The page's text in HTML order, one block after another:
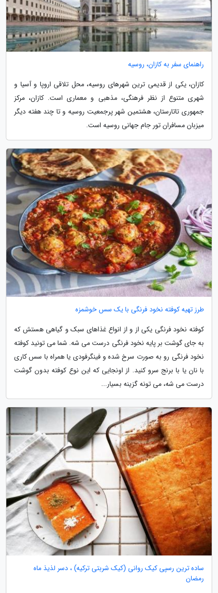
راهنمای سفر به کازان، روسیه
کازان، یکی از قدیمی ترین شهرهای روسیه، محل تلاقی اروپا و آسیا و
شهری متنوع از نظر فرهنگی، مذهبی و معماری است. کازان، مرکز
جمهوری تاتارستان، هشتمین شهر پرجمعیت روسیه و تا چند هفته دیگر
میزبان مسافران تور جام جهانی روسیه است.
طرز تهیه کوفته نخود فرنگی با یک سس خوشمزه
کوفته نخود فرنگی یکی از و از انواع غذاهای سبک و گیاهی هستش که
به جای گوشت بر پایه نخود فرنگی درست می شه. شما می تونید کوفته
نخود فرنگی رو به صورت سرخ شده و فینگرفودی یا همراه با سس کاری
با نان یا با برنج سرو کنید. از اونجایی که این نوع کوفته بدون گوشت
درست می شه، می تونه گزینه بسیار...
ساده ترین رسپی کیک روانی (کیک شربتی ترکیه) ، دسر لذیذ ماه
رمضان